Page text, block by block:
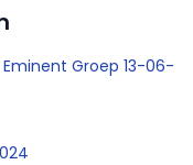
Groep 13-06-